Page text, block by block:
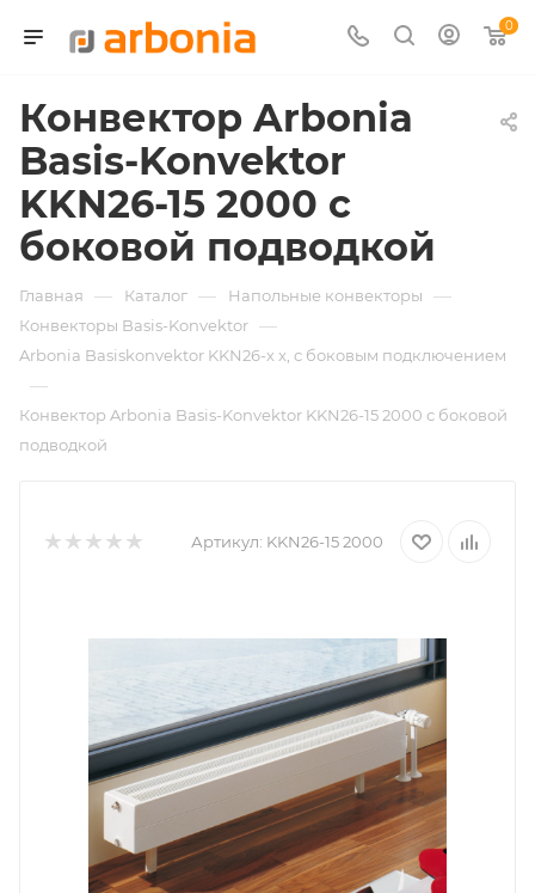
0
Конвектор Arbonia
Basis-Konvektor
KKN26-15 2000 с
боковой подводкой
Главная — Каталог — Напольные конвекторы —
Конвекторы Basis-Konvektor —
Arbonia Basiskonvektor KKN26-х x, с боковым подключением
—
Конвектор Arbonia Basis-Konvektor KKN26-15 2000 с боковой
подводкой
Артикул: KKN26-15 2000